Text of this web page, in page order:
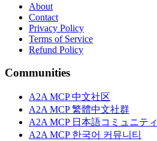
About
Contact
Privacy Policy
Terms of Service
Refund Policy
Communities
A2A MCP 中文社区
A2A MCP 繁體中文社群
A2A MCP 日本語コミュニティ
A2A MCP 한국어 커뮤니티